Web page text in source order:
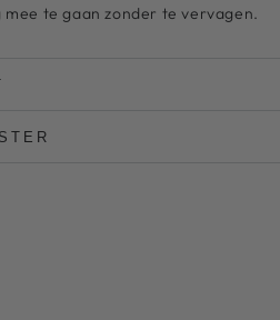
te gaan zonder te vervagen.